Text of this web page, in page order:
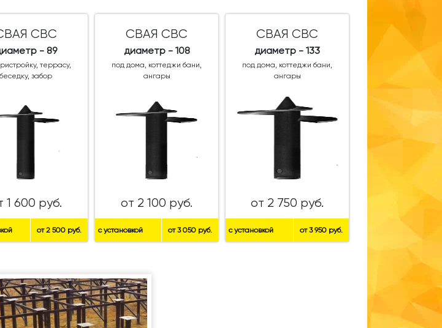
СВС
- 89
террасу,
беседку, забор
1 600 руб.
от 2 500 руб.
СВАЯ СВС
диаметр - 108
под дома, коттеджи бани,
ангары
от 2 100 руб.
с установкой от 3 050 руб.
СВАЯ СВС
диаметр - 133
под дома, коттеджи бани,
ангары
от 2 750 руб.
с установкой от 3 950 руб.